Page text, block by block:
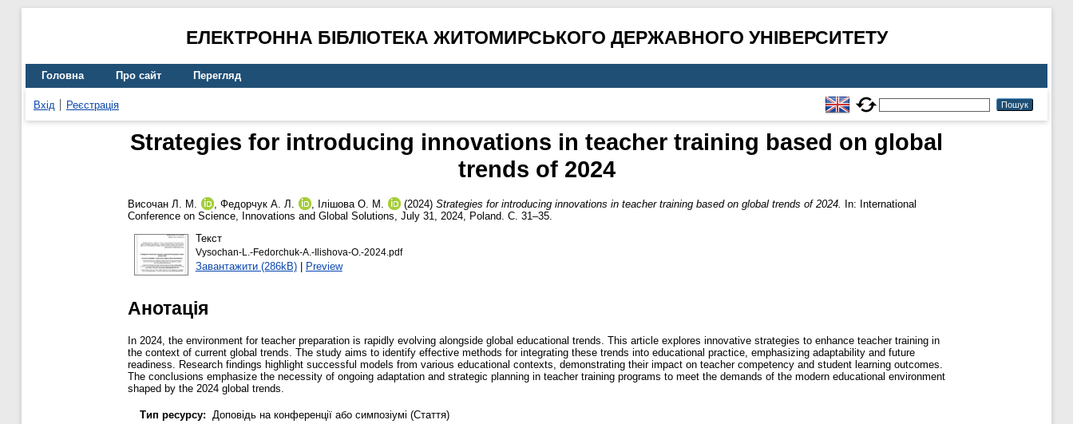
ЕЛЕКТРОННА БІБЛІОТЕКА ЖИТОМИРСЬКОГО ДЕРЖАВНОГО УНІВЕРСИТЕТУ
Головна Про сайт Перегляд
Вхід Реєстрація
Strategies for introducing innovations in teacher training based on global
trends of 2024
Височан Л. М. , Федорчук А. Л. , Ілішова О. М. (2024) Strategies for introducing innovations in teacher training based on global trends of 2024.
In: International
Conference on Science, Innovations and Global Solutions, July 31, 2024, Poland. С. 31–35.
Текст
Vysochan-L.-Fedorchuk-A.-Ilishova-O.-2024.pdf
Завантажити (286kB)| Preview
Анотація
In 2024, the environment for teacher preparation is rapidly evolving alongside global educational trends. This article explores innovative strategies to enhance teacher training in
the context of current global trends. The study aims to identify effective methods for integrating these trends into educational practice, emphasizing adaptability and future
readiness. Research findings highlight successful models from various educational contexts, demonstrating their impact on teacher competency and student learning outcomes.
The conclusions emphasize the necessity of ongoing adaptation and strategic planning in teacher training programs to meet the demands of the modern educational environment
shaped by the 2024 global trends.
Тип ресурсу:
Доповідь на конференції або симпозіумі (Стаття)